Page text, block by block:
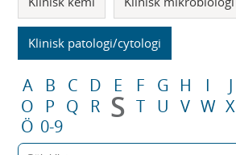
Klinisk patologi/cytologi
A B C D E F G H I J
O
P Q R S T U V W X
Ö 0-9